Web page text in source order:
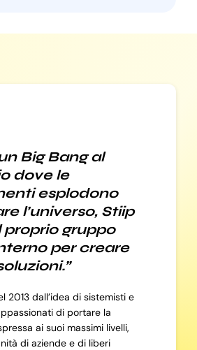
Big Bang al
dove le
esplodono
l’universo, Stiip
proprio gruppo
per creare
2013 dall’idea di sistemisti e
di portare la
ai suoi massimi livelli,
di aziende e di liberi